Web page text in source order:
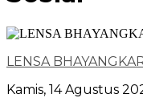
LENSA
Kamis, 14 Agustus